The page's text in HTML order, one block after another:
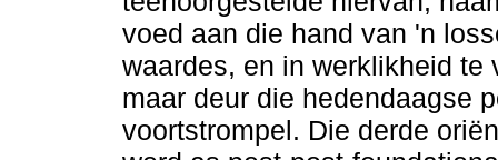
voed aan die hand van 'n
waardes, en in werklikheid te
maar deur die hedendaagse
voortstrompel. Die derde